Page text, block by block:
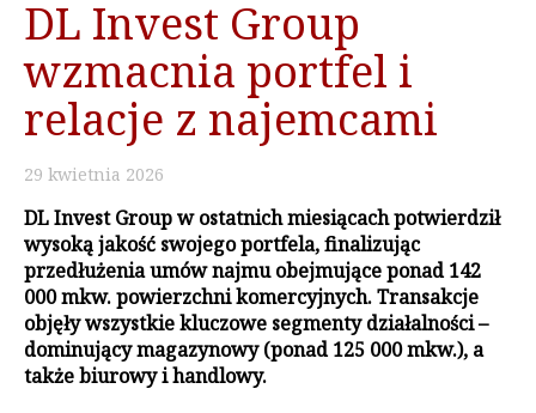
DL Invest Group
wzmacnia portfel i
relacje z najemcami
29 kwietnia 2026
DL Invest Group w ostatnich miesiącach potwierdził
wysoką jakość swojego portfela, finalizując
przedłużenia umów najmu obejmujące ponad 142
000 mkw. powierzchni komercyjnych. Transakcje
objęły wszystkie kluczowe segmenty działalności –
dominujący magazynowy (ponad 125 000 mkw.), a
także biurowy i handlowy.